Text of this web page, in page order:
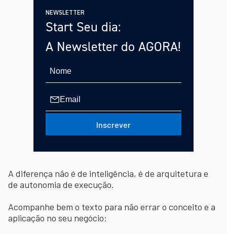
NEWSLETTER
Start Seu dia:
A Newsletter do AGORA!
Inscrever
A diferença não é de inteligência, é de arquitetura e
de autonomia de execução.
Acompanhe bem o texto para não errar o conceito e a
aplicação no seu negócio: